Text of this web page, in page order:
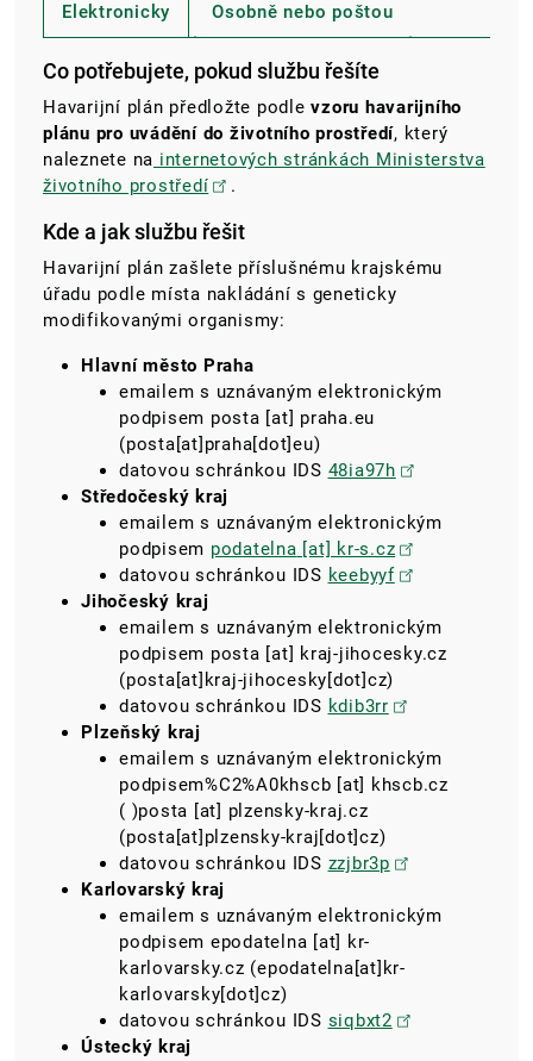
Elektronicky Osobně nebo poštou
Co potřebujete, pokud službu řešíte
Havarijní plán předložte podlevzoru havarijního
plánu pro uvádění do životního prostředí, který
naleznete na internetových stránkách Ministerstva
životního prostředí
.
Kde a jak službu řešit
Havarijní plán zašlete příslušnému krajskému
úřadu podle místa nakládání s geneticky
modifikovanými organismy:
Hlavní město Praha
emailem s uznávaným elektronickým
podpisem posta [at] praha.eu
(posta[at]praha[dot]eu)
datovou schránkou IDS 48ia97h
Středočeský kraj
emailem s uznávaným elektronickým
podpisem podatelna [at] kr-s.cz
datovou schránkou IDS keebyyf
Jihočeský kraj
emailem s uznávaným elektronickým
podpisem posta [at] kraj-jihocesky.cz
(posta[at]kraj-jihocesky[dot]cz)
datovou schránkou IDS kdib3rr
Plzeňský kraj
emailem s uznávaným elektronickým
podpisem%C2%A0khscb [at] khscb.cz
( )posta [at] plzensky-kraj.cz
(posta[at]plzensky-kraj[dot]cz)
datovou schránkou IDS zzjbr3p
Karlovarský kraj
emailem s uznávaným elektronickým
podpisem epodatelna [at] kr-
karlovarsky.cz (epodatelna[at]kr-
karlovarsky[dot]cz)
datovou schránkou IDS siqbxt2
Ústecký kraj